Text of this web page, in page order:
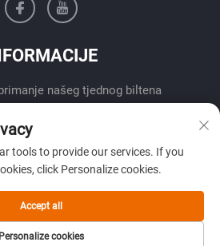
našeg tjednog biltena
Pošalji
tools to provide our services. If you
click Personalize cookies.
Personalize cookies
Accept all